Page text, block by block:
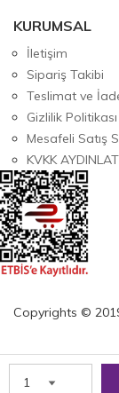
KURUMSAL
İletişim
Sipariş Takibi
Teslimat ve
Gizlilik Politikası
Mesafeli Satış
KVKK
Copyrights ©